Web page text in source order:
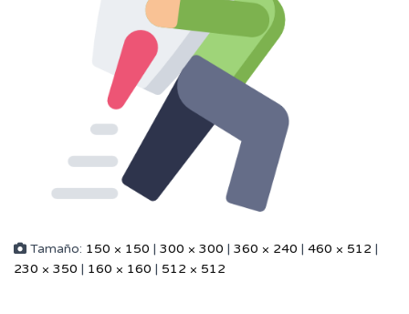
Tamaño: 150 × 150 | 300 × 300 | 360 × 240 | 460 × 512 |
230 × 350 | 160 × 160 | 512 × 512